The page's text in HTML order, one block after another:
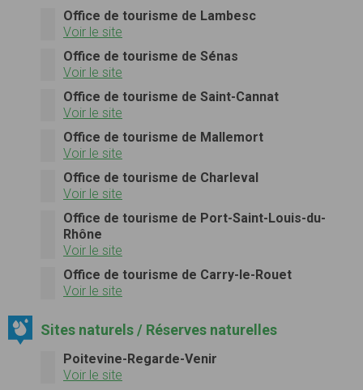
Office de tourisme de Lambesc
Voir le site
Office de tourisme de Sénas
Voir le site
Office de tourisme de Saint-Cannat
Voir le site
Office de tourisme de Mallemort
Voir le site
Office de tourisme de Charleval
Voir le site
Office de tourisme de Port-Saint-Louis-du-
Rhône
Voir le site
Office de tourisme de Carry-le-Rouet
Voir le site
Sites naturels / Réserves naturelles
Poitevine-Regarde-Venir
Voir le site